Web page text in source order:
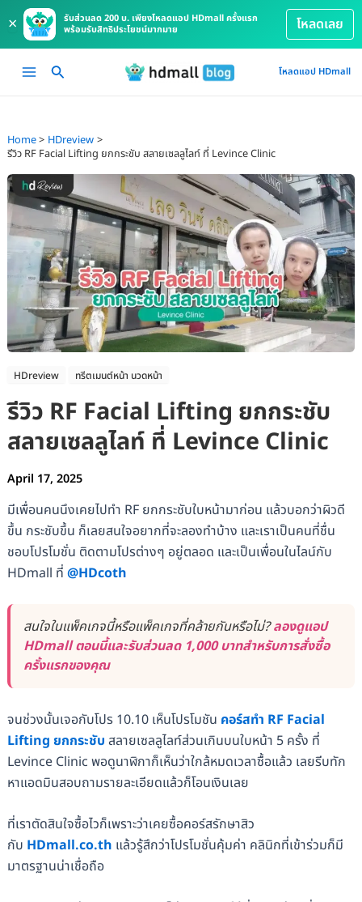
×
รับส่วนลด 200 บ. เพียงโหลดแอป HDmall ครั้งแรก
พร้อมรับสิทธิประโยชน์มากมาย
โหลดเลย
Main
โหลดแอป HDmall
Home
HDreview
รีวิว RF Facial Lifting ยกกระชับ สลายเซลลูไลท์ ที่ Levince Clinic
HDreview ทรีตเมนต์หน้า นวดหน้า
รีวิว RF Facial Lifting ยกกระชับ
สลายเซลลูไลท์ ที่ Levince Clinic
April 17, 2025
มีเพื่อนคนนึงเคยไปทำ RF ยกกระชับใบหน้ามาก่อน แล้วบอกว่าผิวดี
ขึ้น กระชับขึ้น ก็เลยสนใจอยากที่จะลองทำบ้าง และเราเป็นคนที่ชื่น
ชอบโปรโมชั่น ติดตามโปรต่างๆ อยู่ตลอด และเป็นเพื่อนในไลน์กับ
HDmall ที่ @HDcoth
สนใจในแพ็คเกจนี้หรือแพ็คเกจที่คล้ายกันหรือไม่?ลองดูแอป
HDmall ตอนนี้และรับส่วนลด 1,000 บาทสำหรับการสั่งซื้อ
ครั้งแรกของคุณ
จนช่วงนั้นเจอกับโปร 10.10 เห็นโปรโมชัน คอร์สทำ RF Facial
Lifting ยกกระชับ สลายเซลลูไลท์ส่วนเกินบนใบหน้า 5 ครั้ง ที่
Levince Clinic พอดูนาฬิกาก็เห็นว่าใกล้หมดเวลาซื้อแล้ว เลยรีบทัก
หาแอดมินสอบถามรายละเอียดแล้วก็โอนเงินเลย
ที่เราตัดสินใจซื้อไวก็เพราะว่าเคยซื้อคอร์สรักษาสิว
กับ HDmall.co.th แล้วรู้สึกว่าโปรโมชั่นคุ้มค่า คลินิกที่เข้าร่วมก็มี
มาตรฐานน่าเชื่อถือ